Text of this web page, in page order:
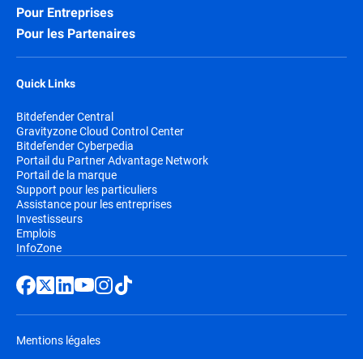
Pour Entreprises
Pour les Partenaires
Quick Links
Bitdefender Central
Gravityzone Cloud Control Center
Bitdefender Cyberpedia
Portail du Partner Advantage Network
Portail de la marque
Support pour les particuliers
Assistance pour les entreprises
Investisseurs
Emplois
InfoZone
Mentions légales